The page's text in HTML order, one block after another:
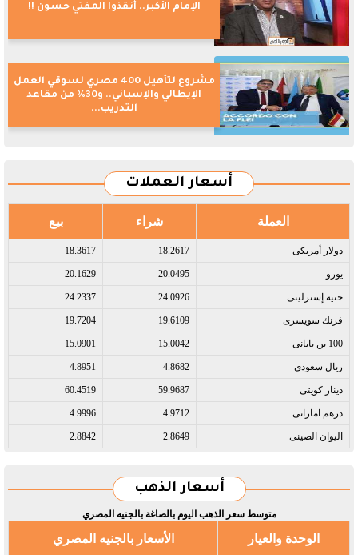
الإمام الأكبر.. أنقذوا المفتي حسون !!
مشروع لتأهيل 400 مصري لسوقي العمل
الإيطالي والإسباني.. و30% من مقاعد
التدريب...
أسعار العملات
العملة شراء بيع
دولار أمريكى​ 18.2617
18.3617
يورو​ 20.0495
20.1629
جنيه إسترلينى​ 24.0926
24.2337
فرنك سويسرى​ 19.6109
19.7204
100 ين يابانى​ 15.0042
15.0901
ريال سعودى​ 4.8682
4.8951
دينار كويتى​ 59.9687
60.4519
درهم اماراتى​ 4.9712
4.9996
اليوان الصينى​ 2.8649
2.8842
أسعار الذهب
متوسط سعر الذهب اليوم بالصاغة بالجنيه المصري
الوحدة والعيار الأسعار بالجنيه المصري